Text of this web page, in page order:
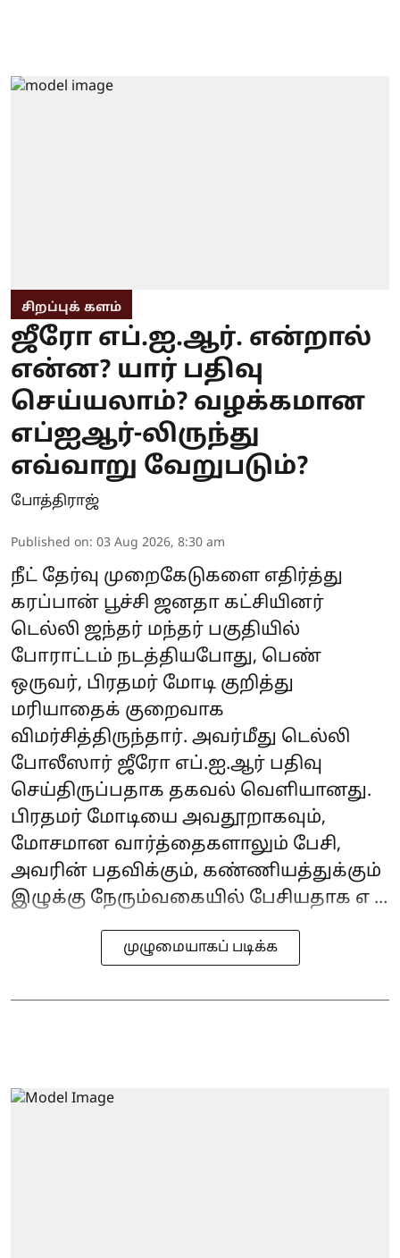
சிறப்புக் களம்
ஜீரோ எப்.ஐ.ஆர். என்றால்
என்ன? யார் பதிவு
செய்யலாம்? வழக்கமான
எப்ஐஆர்-லிருந்து
எவ்வாறு வேறுபடும்?
போத்திராஜ்
Published on: 03 Aug 2026, 8:30 am
நீட் தேர்வு முறைகேடுகளை எதிர்த்து
கரப்பான் பூச்சி ஜனதா கட்சியினர்
டெல்லி ஜந்தர் மந்தர் பகுதியில்
போராட்டம் நடத்தியபோது, பெண்
ஒருவர், பிரதமர் மோடி குறித்து
மரியாதைக் குறைவாக
விமர்சித்திருந்தார். அவர்மீது டெல்லி
போலீஸார் ஜீரோ எப்.ஐ.ஆர் பதிவு
செய்திருப்பதாக தகவல் வெளியானது.
பிரதமர் மோடியை அவதூறாகவும்,
மோசமான வார்த்தைகளாலும் பேசி,
அவரின் பதவிக்கும், கண்ணியத்துக்கும்
இழுக்கு நேரும்வகையில் பேசியதாக எ ...
முழுமையாகப் படிக்க